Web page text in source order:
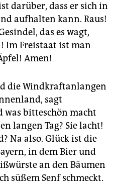
darüber, dass er sich in
aufhalten kann. Raus!
das es wagt,
Im Freistaat ist man
Amen!
die Windkraftanlangen
sagt
was bitteschön macht
langen Tag? Sie lacht!
Na also. Glück ist die
in dem Bier und
an den Bäumen
süßem Senf schmeckt.